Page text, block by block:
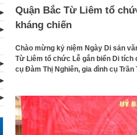
Quận Bắc Từ Liêm tổ
kháng chiến
Chào mừng kỷ niệm Ngày Di sản
Từ Liêm tổ chức Lễ gắn biển Di tích
cụ Đàm Thị Nghiên, gia đình cụ